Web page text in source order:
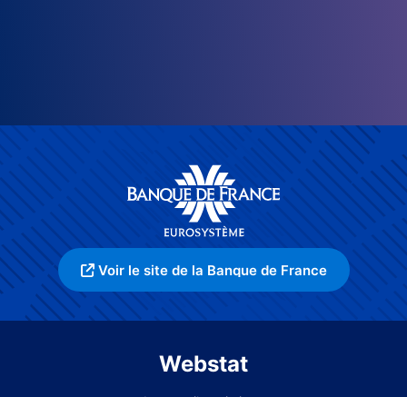
Voir le site de la Banque de France
Webstat